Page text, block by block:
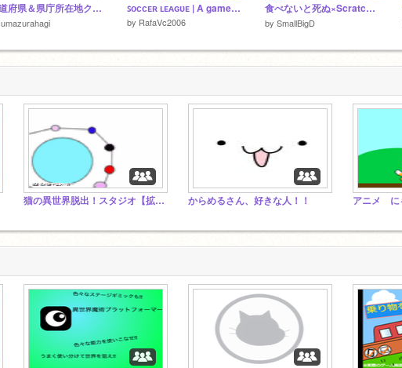
都道府県＆県庁所在地クイズ( ひらがな対応、タブレット対応）
umazurahagi
ꜱᴏᴄᴄᴇʀ ʟᴇᴀɢᴜᴇ | A game | BETA | By @RafaVc2006 | #games #all
by RafaVc2006
食べないと死ぬ×Scratch v1.3
by SmallBigD
猫の異世界脱出！スタジオ【拡散希望】 からめるさん、好きな人！！